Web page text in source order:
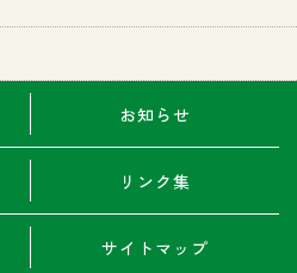
お知らせ
リンク集
サイトマップ